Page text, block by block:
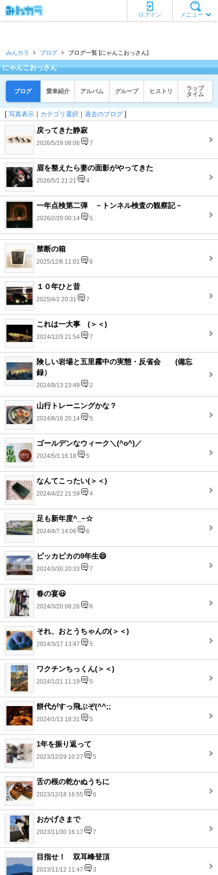
メニュー
ログイン
みんカラ ブログ ブログ一覧 [にゃんこおっさん]
にゃんこおっさん
ブログ 愛車紹介 アルバム グループ ヒストリ
ラップ
タイム
[ 写真表示 ｜ カテゴリ選択 ｜ 過去のブログ ]
戻ってきた静寂
2026/5/19 08:06 7
眉を整えたら妻の面影がやってきた
2026/5/1 21:21 4
一年点検第二弾 －トンネル検査の観察記－
2026/2/20 00:14 5
禁断の箱
2025/12/6 11:01 6
１０年ひと昔
2025/4/2 20:31 7
これは一大事 (＞＜)
2024/12/3 21:54 7
険しい岩場と五里霧中の実態・反省会 (備忘
録）
2024/9/13 23:49 2
山行トレーニングかな？
2024/8/16 20:14 5
ゴールデンなウィーク＼(^o^)／
2024/5/3 16:18 5
なんてこったい(＞＜)
2024/4/22 21:59 4
足も新年度^_−☆
2024/4/7 14:06 6
ピッカピカの9年生😄
2024/3/30 20:33 7
春の宴😃
2024/3/20 08:26 6
それ、おとうちゃんの(＞＜)
2024/3/17 13:47 5
ワクチンちっくん(＞＜)
2024/1/21 11:19 5
餅代がすっ飛ぶぞ(^^;;
2024/1/13 18:31 5
1年を振り返って
2023/12/29 10:27 5
舌の根の乾かぬうちに
2023/12/18 16:55 6
おかげさまで
2023/11/30 16:17 7
目指せ！ 双耳峰登頂
2023/11/12 11:47 3